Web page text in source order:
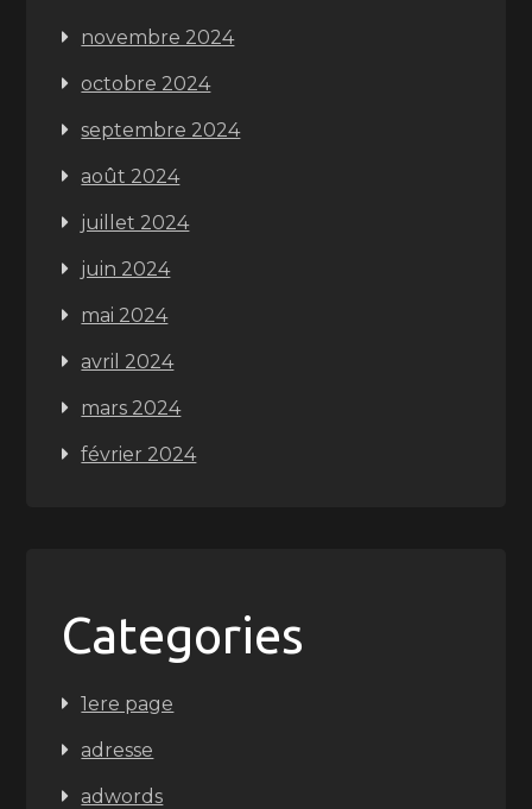
novembre 2024
octobre 2024
septembre 2024
août 2024
juillet 2024
juin 2024
mai 2024
avril 2024
mars 2024
février 2024
Categories
1ere page
adresse
adwords